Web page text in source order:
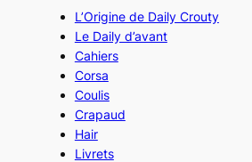
L’Origine de Daily Crouty
Le Daily d’avant
Cahiers
Corsa
Coulis
Crapaud
Hair
Livrets